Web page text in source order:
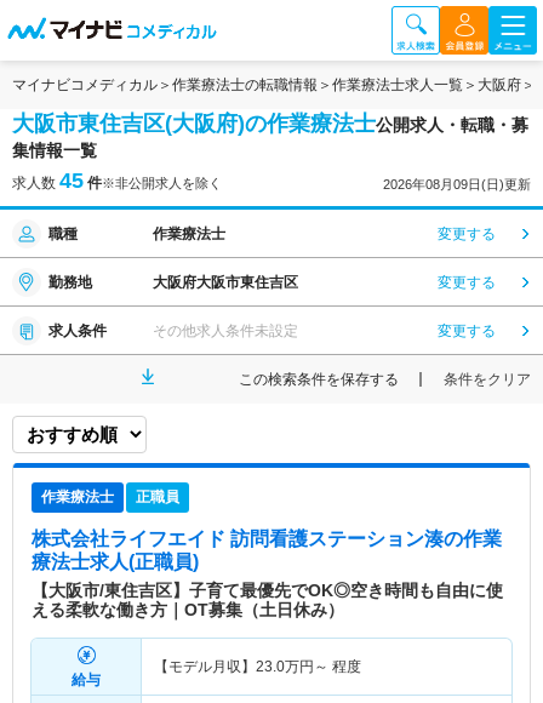
マイナビコメディカル 作業療法士の転職情報 作業療法士求人一覧 大阪府
大阪市東住吉区(大阪府)の作業療法士公開求人・転職・募
集情報一覧
求人数 45 件※非公開求人を除く 2026年08月09日(日)更新
職種 作業療法士 変更する
勤務地 大阪府大阪市東住吉区 変更する
求人条件 その他求人条件未設定 変更する
この検索条件を保存する 条件をクリア
作業療法士 正職員
株式会社ライフエイド 訪問看護ステーション湊の作業
療法士求人(正職員)
【大阪市/東住吉区】子育て最優先でOK◎空き時間も自由に使
える柔軟な働き方｜OT募集（土日休み）
給与
【モデル月収】 23.0万円～ 程度